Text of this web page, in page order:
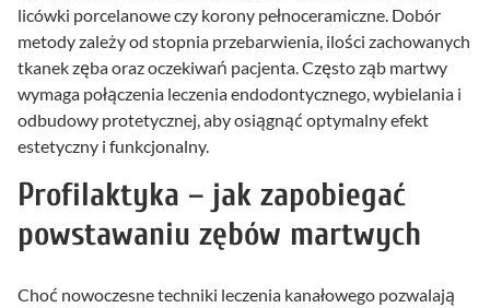
licówki porcelanowe czy korony pełnoceramiczne. Dobór
metody zależy od stopnia przebarwienia, ilości zachowanych
tkanek zęba oraz oczekiwań pacjenta. Często ząb martwy
wymaga połączenia leczenia endodontycznego, wybielania i
odbudowy protetycznej, aby osiągnąć optymalny efekt
estetyczny i funkcjonalny.
Profilaktyka – jak zapobiegać
powstawaniu zębów martwych
Choć nowoczesne techniki leczenia kanałowego pozwalają